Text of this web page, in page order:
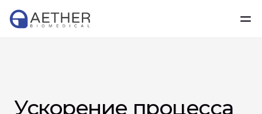
Ускорение процесса